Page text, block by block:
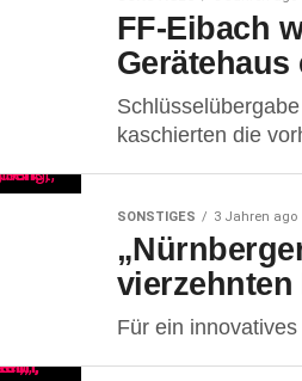
FF-Eibach
Gerätehaus
kaschierten die
SONSTIGES 3 Jahren ago
vierzehnten
Für ein